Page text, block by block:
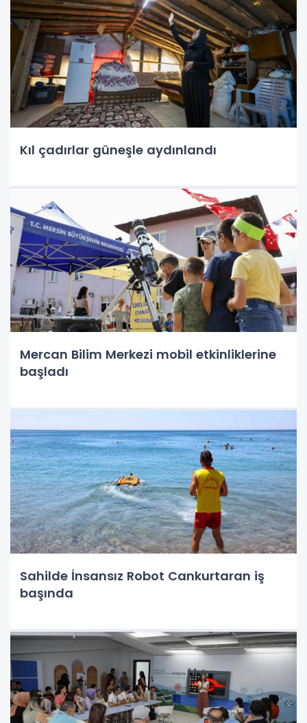
Kıl çadırlar güneşle aydınlandı
Mercan Bilim Merkezi mobil etkinliklerine
başladı
Sahilde İnsansız Robot Cankurtaran iş
başında